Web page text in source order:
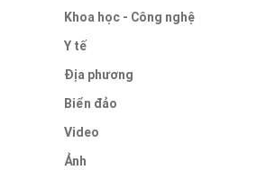
Khoa học - Công nghệ
Y tế
Địa phương
Biển đảo
Video
Ảnh